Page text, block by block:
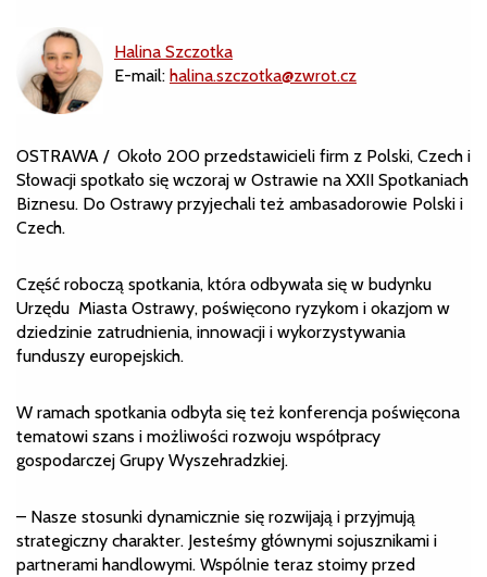
Halina Szczotka
E-mail: halina.szczotka@zwrot.cz
OSTRAWA / Około 200 przedstawicieli firm z Polski, Czech i
Słowacji spotkało się wczoraj w Ostrawie na XXII Spotkaniach
Biznesu. Do Ostrawy przyjechali też ambasadorowie Polski i
Czech.
Część roboczą spotkania, która odbywała się w budynku
Urzędu Miasta Ostrawy, poświęcono ryzykom i okazjom w
dziedzinie zatrudnienia, innowacji i wykorzystywania
funduszy europejskich.
W ramach spotkania odbyła się też konferencja poświęcona
tematowi szans i możliwości rozwoju współpracy
gospodarczej Grupy Wyszehradzkiej.
– Nasze stosunki dynamicznie się rozwijają i przyjmują
strategiczny charakter. Jesteśmy głównymi sojusznikami i
partnerami handlowymi. Wspólnie teraz stoimy przed